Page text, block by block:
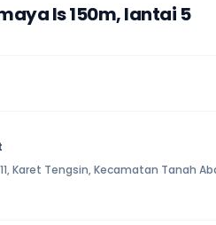
ls 150m, lantai 5
Karet Tengsin, Kecamatan Tanah